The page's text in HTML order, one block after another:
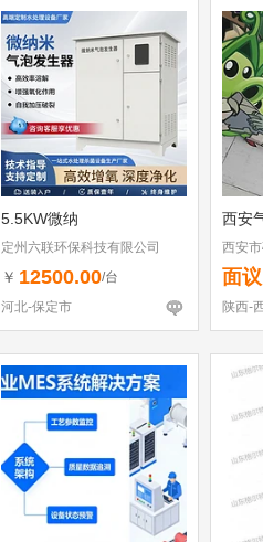
5.5KW微纳
定州六联环保科技有限公司
￥ 12500.00/台
河北-保定市
西安
西安
面议
陕西-